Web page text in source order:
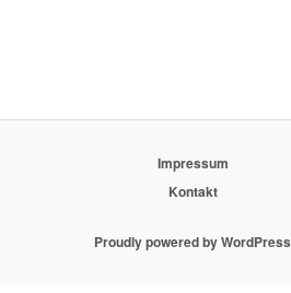
Impressum
Kontakt
Proudly powered by WordPress